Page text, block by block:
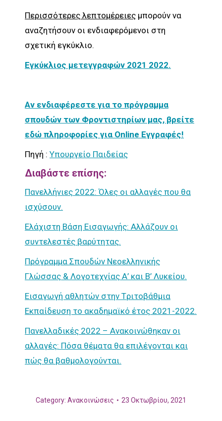
Περισσότερες λεπτομέρειες μπορούν να
αναζητήσουν οι ενδιαφερόμενοι στη
σχετική εγκύκλιο.
Εγκύκλιος μετεγγραφών 2021 2022.
Αν ενδιαφέρεστε για το πρόγραμμα
σπουδών των Φροντιστηρίων μας, βρείτε
εδώ πληροφορίες για Online Εγγραφές!
Πηγή : Υπουργείο Παιδείας
Διαβάστε επίσης:
Πανελλήνιες 2022: Όλες οι αλλαγές που θα
ισχύσουν.
Ελάχιστη Βάση Εισαγωγής: Αλλάζουν οι
συντελεστές βαρύτητας.
Πρόγραμμα Σπουδών Νεοελληνικής
Γλώσσας & Λογοτεχνίας Α’ και Β’ Λυκείου.
Εισαγωγή αθλητών στην Tριτοβάθμια
Eκπαίδευση το ακαδημαϊκό έτος 2021-2022.
Πανελλαδικές 2022 – Ανακοινώθηκαν οι
αλλαγές: Πόσα θέματα θα επιλέγονται και
πώς θα βαθμολογούνται.
Category: Ανακοινώσεις 23 Οκτωβρίου, 2021